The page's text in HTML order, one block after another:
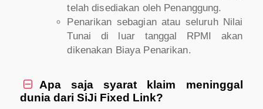
telah disediakan oleh Penanggung.
Penarikan sebagian atau seluruh Nilai
Tunai di luar tanggal RPMI akan
dikenakan Biaya Penarikan.

Apa saja syarat klaim meninggal
dunia dari SiJi Fixed Link?